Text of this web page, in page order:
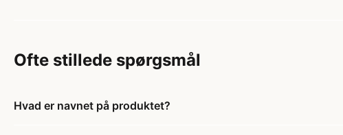
Ofte stillede spørgsmål
Hvad er navnet på produktet?